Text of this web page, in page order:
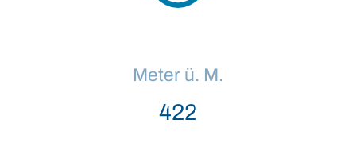
Meter ü. M.
431